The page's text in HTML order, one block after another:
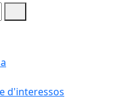
d'interessos